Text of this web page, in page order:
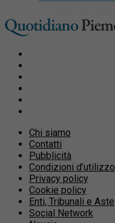
Chi siamo
Contatti
Pubblicità
Condizioni d’utilizzo
Privacy policy
Cookie policy
Enti, Tribunali e Aste
Social Network